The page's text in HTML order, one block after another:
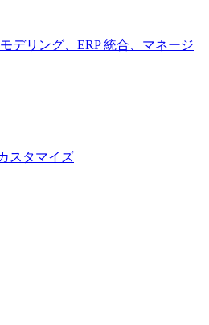
デリング、ERP 統合、マネージ
スタマイズ